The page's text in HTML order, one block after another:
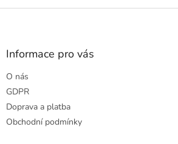
Z
Informace pro vás
O nás
GDPR
Doprava a platba
Obchodní podmínky